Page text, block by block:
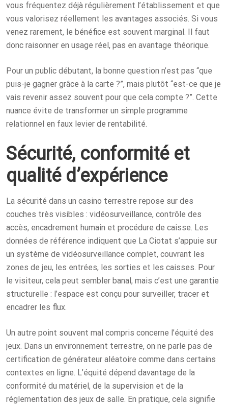
vous fréquentez déjà régulièrement l’établissement et que
vous valorisez réellement les avantages associés. Si vous
venez rarement, le bénéfice est souvent marginal. Il faut
donc raisonner en usage réel, pas en avantage théorique.
Pour un public débutant, la bonne question n’est pas “que
puis-je gagner grâce à la carte ?”, mais plutôt “est-ce que je
vais revenir assez souvent pour que cela compte ?”. Cette
nuance évite de transformer un simple programme
relationnel en faux levier de rentabilité.
Sécurité, conformité et
qualité d’expérience
La sécurité dans un casino terrestre repose sur des
couches très visibles : vidéosurveillance, contrôle des
accès, encadrement humain et procédure de caisse. Les
données de référence indiquent que La Ciotat s’appuie sur
un système de vidéosurveillance complet, couvrant les
zones de jeu, les entrées, les sorties et les caisses. Pour
le visiteur, cela peut sembler banal, mais c’est une garantie
structurelle : l’espace est conçu pour surveiller, tracer et
encadrer les flux.
Un autre point souvent mal compris concerne l’équité des
jeux. Dans un environnement terrestre, on ne parle pas de
certification de générateur aléatoire comme dans certains
contextes en ligne. L’équité dépend davantage de la
conformité du matériel, de la supervision et de la
réglementation des jeux de salle. En pratique, cela signifie